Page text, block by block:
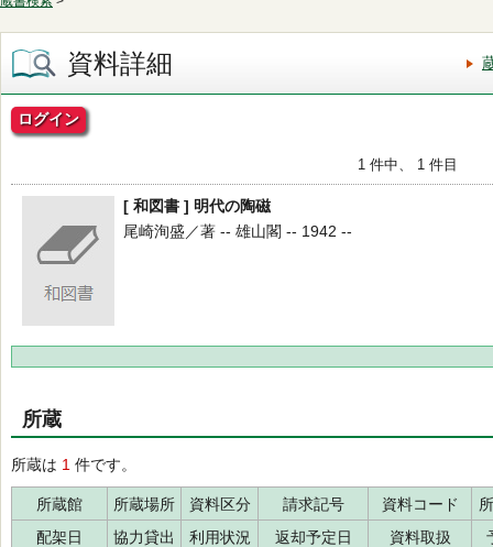
資料詳細
ログイン
1 件中、 1 件目
[ 和図書 ] 明代の陶磁
尾崎洵盛／著 -- 雄山閣 -- 1942 --
所蔵
所蔵は 1 件です。
所蔵館 所蔵場所 資料区分 請求記号 資料コード
配架日
協力貸出 利用状況 返却予定日 資料取扱